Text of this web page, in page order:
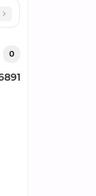
ширина 1200 мм,
0